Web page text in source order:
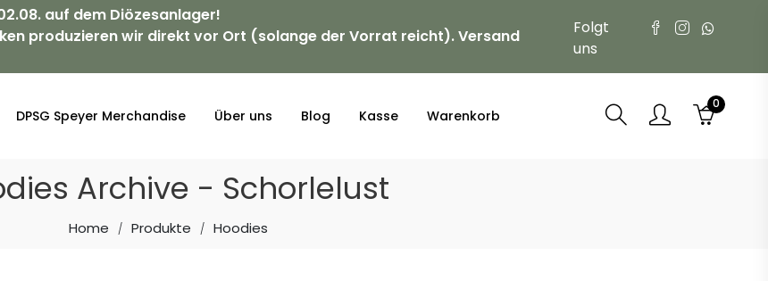
auf dem Diözesanlager!
produzieren wir direkt vor Ort (solange der Vorrat reicht). Versand
Folgt
uns
DPSG Speyer Merchandise Über uns Blog Kasse Warenkorb
0
Archive - Schorlelust
Home Produkte Hoodies